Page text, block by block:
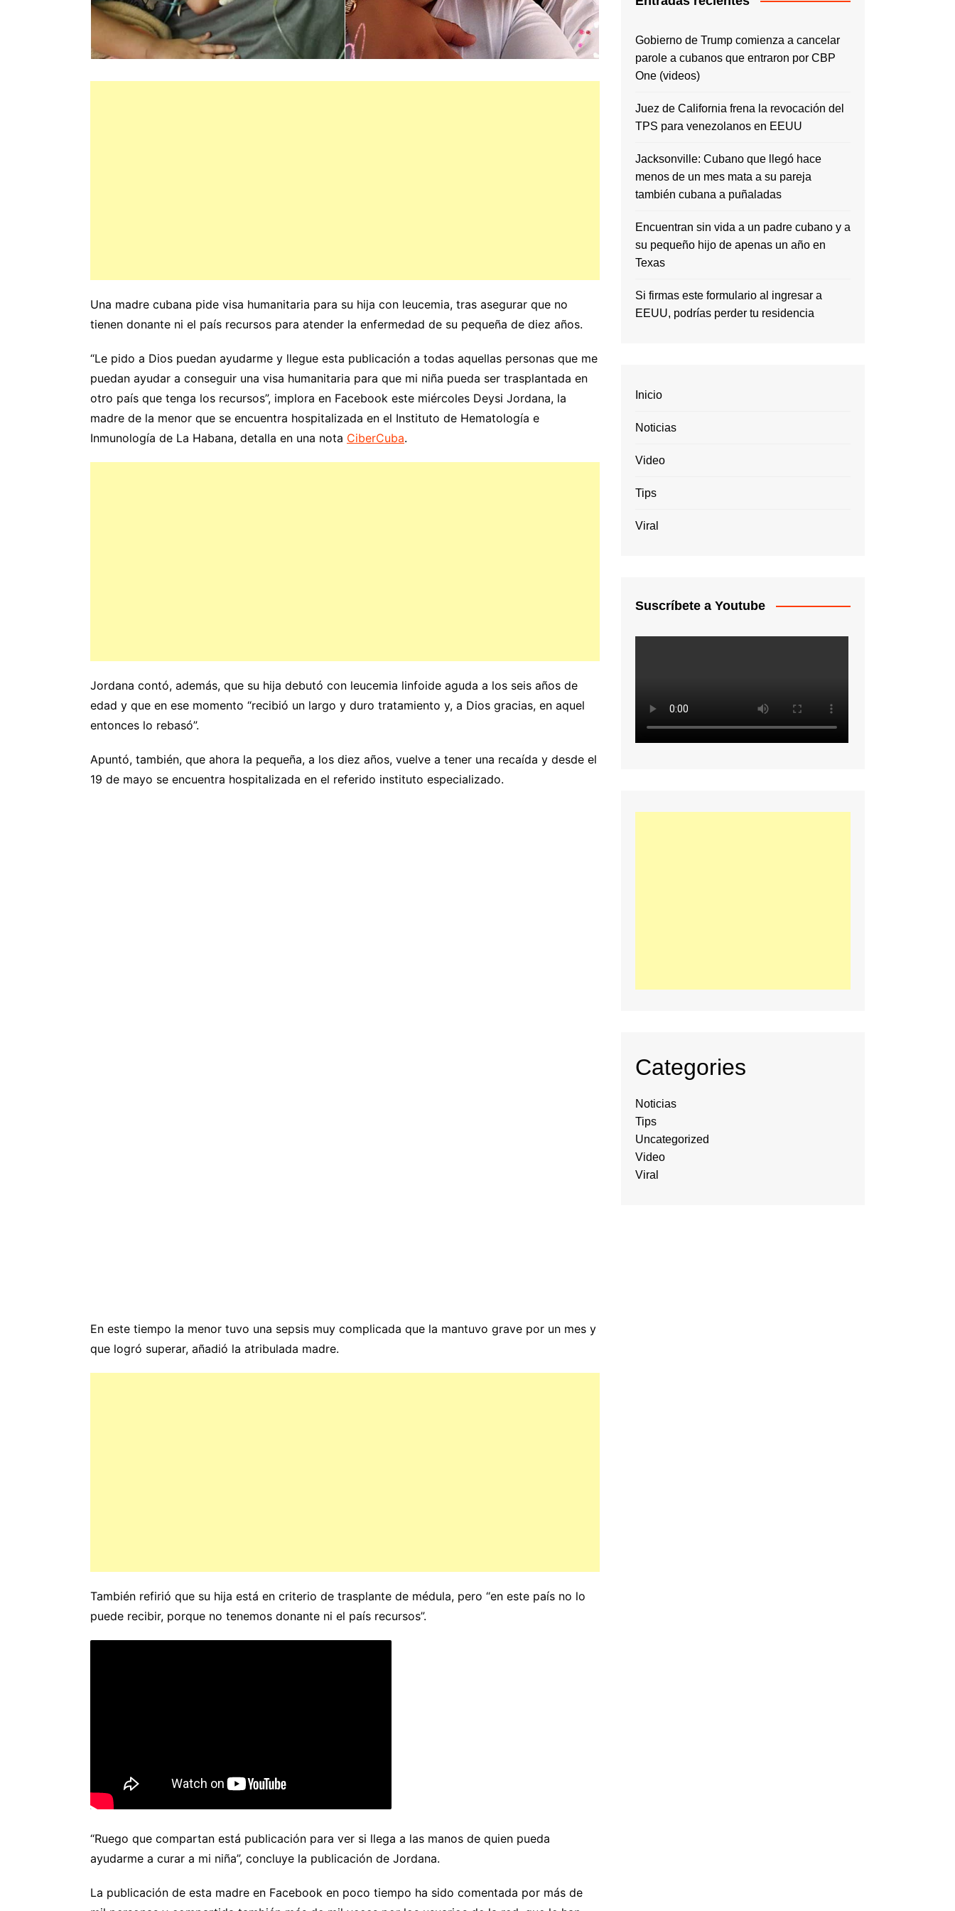
Una madre cubana pide visa humanitaria para su hija con leucemia, tras asegurar que no
tienen donante ni el país recursos para atender la enfermedad de su pequeña de diez años.
“Le pido a Dios puedan ayudarme y llegue esta publicación a todas aquellas personas que me
puedan ayudar a conseguir una visa humanitaria para que mi niña pueda ser trasplantada en
otro país que tenga los recursos”, implora en Facebook este miércoles Deysi Jordana, la
madre de la menor que se encuentra hospitalizada en el Instituto de Hematología e
Inmunología de La Habana, detalla en una nota CiberCuba.
Jordana contó, además, que su hija debutó con leucemia linfoide aguda a los seis años de
edad y que en ese momento “recibió un largo y duro tratamiento y, a Dios gracias, en aquel
entonces lo rebasó”.
Apuntó, también, que ahora la pequeña, a los diez años, vuelve a tener una recaída y desde el
19 de mayo se encuentra hospitalizada en el referido instituto especializado.
En este tiempo la menor tuvo una sepsis muy complicada que la mantuvo grave por un mes y
que logró superar, añadió la atribulada madre.
También refirió que su hija está en criterio de trasplante de médula, pero “en este país no lo
puede recibir, porque no tenemos donante ni el país recursos”.
“Ruego que compartan está publicación para ver si llega a las manos de quien pueda
ayudarme a curar a mi niña”, concluye la publicación de Jordana.
La publicación de esta madre en Facebook en poco tiempo ha sido comentada por más de
Gobierno de Trump comienza a cancelar
parole a cubanos que entraron por CBP
One (videos)
Juez de California frena la revocación del
TPS para venezolanos en EEUU
Jacksonville: Cubano que llegó hace
menos de un mes mata a su pareja
también cubana a puñaladas
Encuentran sin vida a un padre cubano y a
su pequeño hijo de apenas un año en
Texas
Si firmas este formulario al ingresar a
EEUU, podrías perder tu residencia
Inicio
Noticias
Video
Tips
Viral
Suscríbete a Youtube
Categories
Noticias
Tips
Uncategorized
Video
Viral